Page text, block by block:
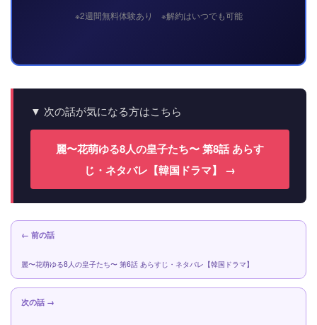
※2週間無料体験あり ※解約はいつでも可能
▼ 次の話が気になる方はこちら
麗〜花萌ゆる8人の皇子たち〜 第8話 あらす
じ・ネタバレ【韓国ドラマ】 →
← 前の話
麗〜花萌ゆる8人の皇子たち〜 第6話 あらすじ・ネタバレ【韓国ドラマ】
次の話 →